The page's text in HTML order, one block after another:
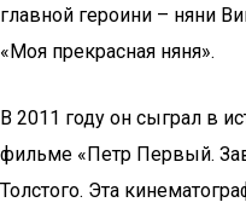
главной героини – няни
«Моя прекрасная няня».
В 2011 году он сыграл в
фильме «Петр Первый.
Толстого. Эта